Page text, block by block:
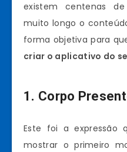
existem centenas
muito longo o
forma objetiva para
criar o aplicativo do
1. Corpo
Este foi a expressão
mostrar o primeiro